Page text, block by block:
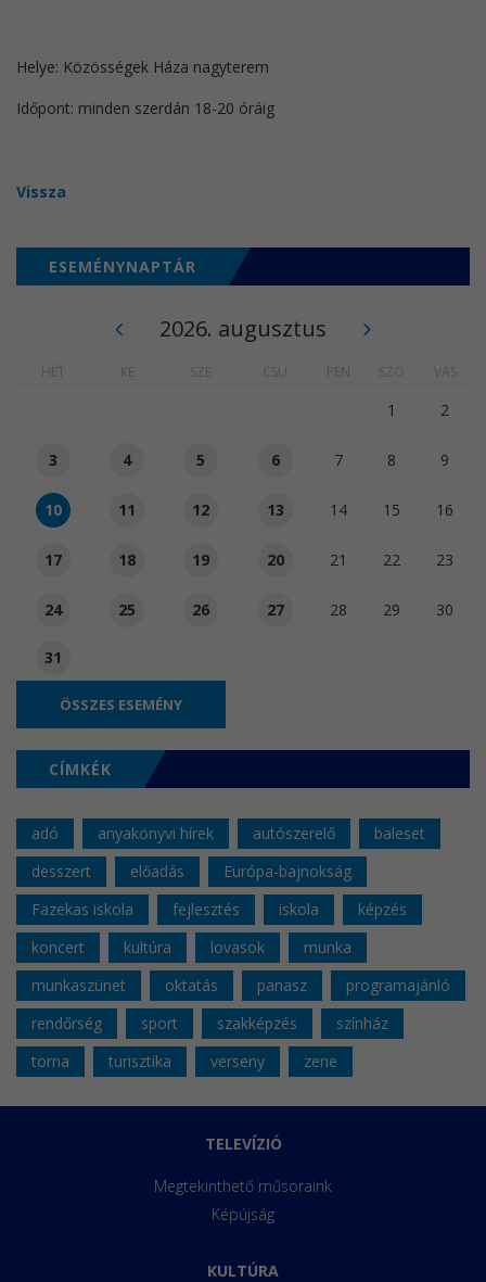
Helye: Közösségek Háza nagyterem
Időpont: minden szerdán 18-20 óráig
Vissza
ESEMÉNYNAPTÁR
2026. augusztus
HÉT KE SZE CSÜ PÉN SZO VAS
1 2
3 4 5 6 7 8 9
10 11 12 13 14 15 16
17 18 19 20 21 22 23
24 25 26 27 28 29 30
31
ÖSSZES ESEMÉNY
CÍMKÉK
adó anyakönyvi hírek autószerelő
baleset
desszert
előadás
Európa-bajnokság
Fazekas iskola
fejlesztés iskola
képzés
koncert
kultúra lovasok
munka
munkaszünet
oktatás panasz
programajánló
rendőrség
sport szakképzés
színház
torna
turisztika verseny zene
TELEVÍZIÓ
Megtekinthető műsoraink
Képújság
KULTÚRA